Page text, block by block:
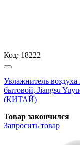
Код: 18222
Увлажнитель
бытовой, Jiangsu
(КИТАЙ)
Товар закончился
Запросить товар